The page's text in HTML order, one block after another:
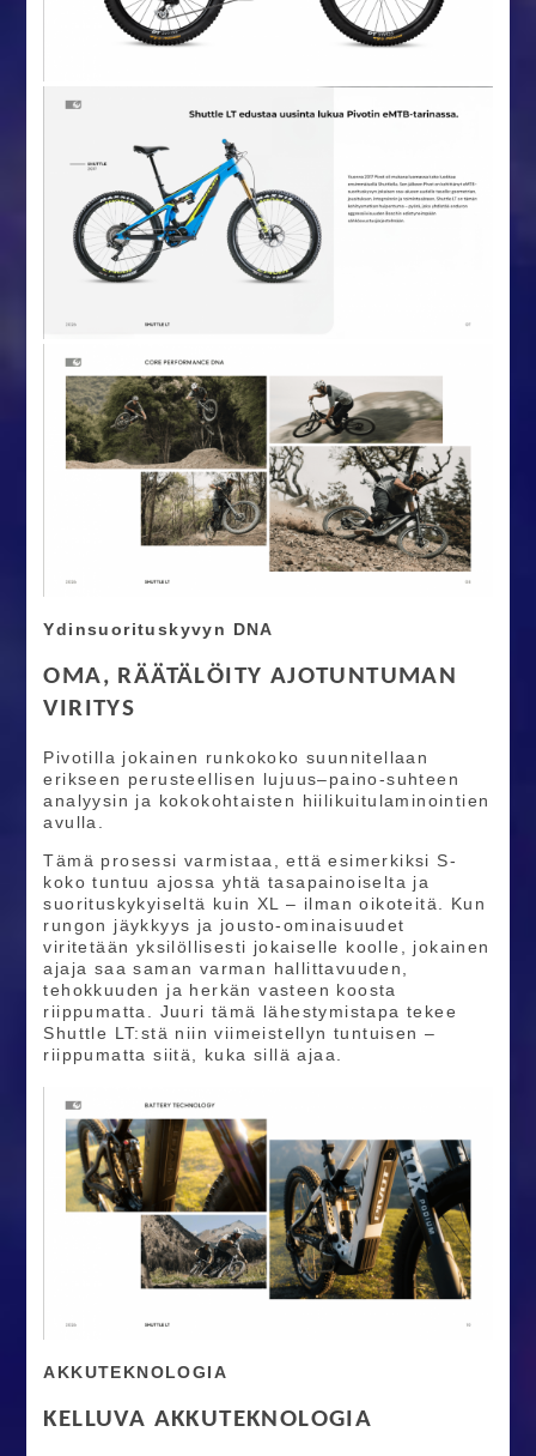
Ydinsuorituskyvyn DNA
OMA, RÄÄTÄLÖITY AJOTUNTUMAN
VIRITYS
Pivotilla jokainen runkokoko suunnitellaan
erikseen perusteellisen lujuus–paino-suhteen
analyysin ja kokokohtaisten hiilikuitulaminointien
avulla.
Tämä prosessi varmistaa, että esimerkiksi S-
koko tuntuu ajossa yhtä tasapainoiselta ja
suorituskykyiseltä kuin XL – ilman oikoteitä. Kun
rungon jäykkyys ja jousto-ominaisuudet
viritetään yksilöllisesti jokaiselle koolle, jokainen
ajaja saa saman varman hallittavuuden,
tehokkuuden ja herkän vasteen koosta
riippumatta. Juuri tämä lähestymistapa tekee
Shuttle LT:stä niin viimeistellyn tuntuisen –
riippumatta siitä, kuka sillä ajaa.
AKKUTEKNOLOGIA
KELLUVA AKKUTEKNOLOGIA